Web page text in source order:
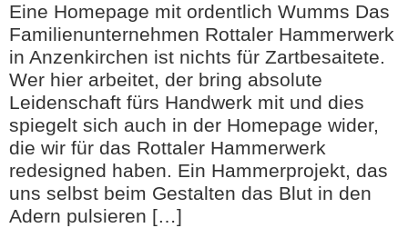
Eine Homepage mit ordentlich Wumms Das
Familienunternehmen Rottaler Hammerwerk
in Anzenkirchen ist nichts für Zartbesaitete.
Wer hier arbeitet, der bring absolute
Leidenschaft fürs Handwerk mit und dies
spiegelt sich auch in der Homepage wider,
die wir für das Rottaler Hammerwerk
redesigned haben. Ein Hammerprojekt, das
uns selbst beim Gestalten das Blut in den
Adern pulsieren […]